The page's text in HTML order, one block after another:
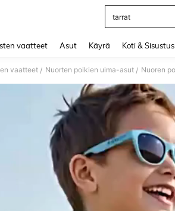
tarrat
vaatteet Asut Käyrä Koti & Sisustus
vaatteet / Nuorten poikien uima-asut /